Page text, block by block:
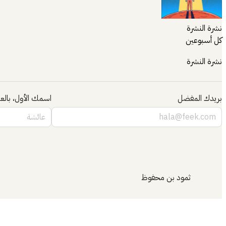
نشرة النشرة
كل أسبوعين
نشرة النشرة
بريدك المفضل اسمك الأول،
ثمود بن محفوظ